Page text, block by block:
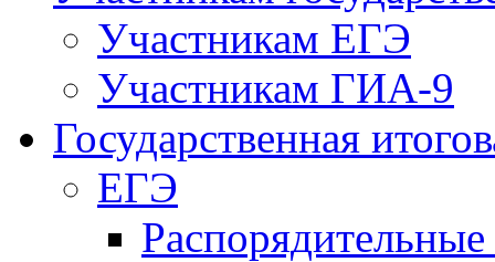
Участникам ЕГЭ
Участникам ГИА-9
Государственная
ЕГЭ